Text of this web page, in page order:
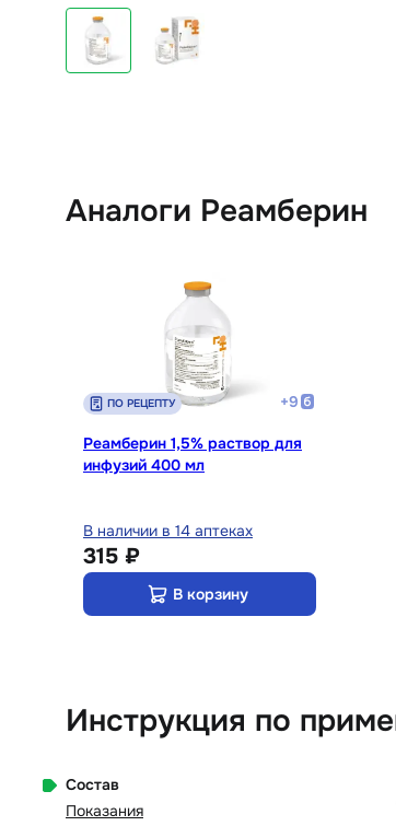
Аналоги Реамберин
ПО РЕЦЕПТУ +9
Реамберин 1,5% раствор для
инфузий 400 мл
В наличии в 14 аптеках
315 ₽
В корзину
Инструкция по
Состав
Показания